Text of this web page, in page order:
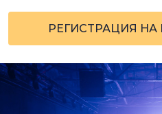
РЕГИСТРАЦИЯ